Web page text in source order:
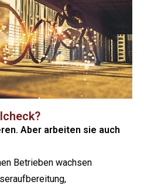
Aber arbeiten sie auch
Betrieben wachsen